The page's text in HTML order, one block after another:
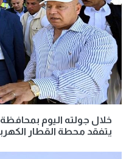
خلال جولته اليوم
يتفقد محطة القطار